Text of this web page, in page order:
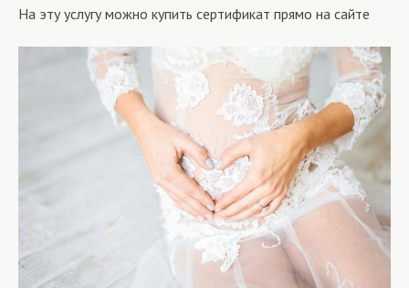
На эту услугу можно купить сертификат прямо на сайте